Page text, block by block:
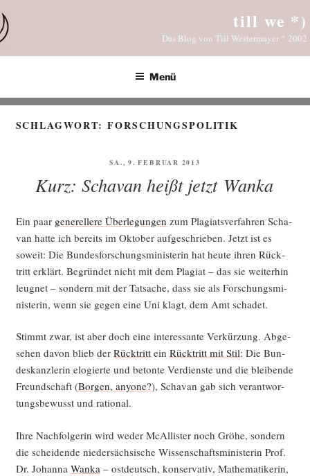
Inhalt
springen
till we *)
Das Blog von Till Westermayer * 2002
Menü
SCHLAGWORT:FORSCHUNGSPOLITIK
VERÖFFENTLICHT
SA., 9. FEBRUAR 2013
Kurz: Schavan heißt jetzt Wanka
Ein paar gene­rel­le­re Über­le­gun­gen zum Pla­gi­ats­ver­fah­ren Scha­
van hat­te ich bereits im Okto­ber auf­ge­schrie­ben. Jetzt ist es
soweit: Die Bun­des­for­schungs­mi­nis­te­rin hat heu­te ihren Rück­
tritt erklärt. Begrün­det nicht mit dem Pla­gi­at – das sie wei­ter­hin
leug­net – son­dern mit der Tat­sa­che, dass sie als For­schungs­mi­
nis­te­rin, wenn sie gegen eine Uni klagt, dem Amt schadet.
Stimmt zwar, ist aber doch eine inter­es­san­te Ver­kür­zung. Abge­
se­hen davon blieb der Rück­trittein Rück­tritt mit Stil: Die Bun­
des­kanz­le­rin elo­gier­te und beton­te Ver­diens­te und die blei­ben­de
Freund­schaft (Bor­gen, anyo­ne?), Scha­van gab sich ver­ant­wor­
tungs­be­wusst und rational.
Ihre Nach­fol­ge­rin wird weder McAl­lis­ter noch Grö­he, son­dern
die schei­den­de nie­der­säch­si­sche Wis­sen­schafts­mi­nis­te­rin Prof.
Dr. Johan­na Wan­ka – ost­deutsch, kon­ser­va­tiv, Mathe­ma­ti­ke­rin,